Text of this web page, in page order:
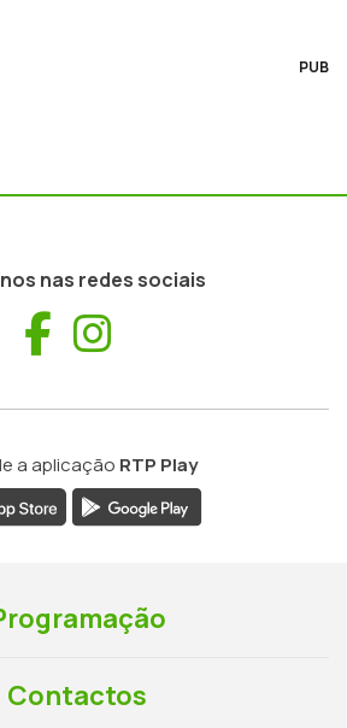
PUB
nas redes sociais
Facebook
a aplicação RTP Play
Contactos